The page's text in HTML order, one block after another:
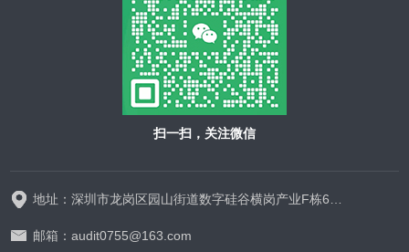
扫一扫，关注微信
地址：深圳市龙岗区园山街道数字硅谷横岗产业F栋628-629
邮箱：audit0755@163.com